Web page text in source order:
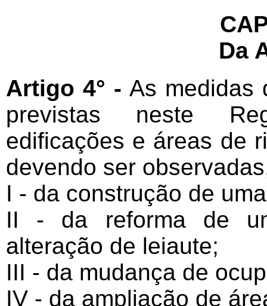
Da
Artigo 4° - As medidas
previstas neste
edificações e áreas de
devendo ser
I - da construção de
II - da reforma de
alteração de leiaute;
III - da mudança de
IV - da ampliação de